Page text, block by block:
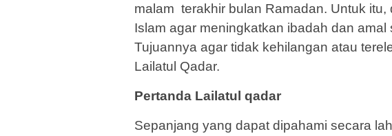
malam terakhir bulan Ramadan. Untuk
Islam agar meningkatkan ibadah dan amal
Tujuannya agar tidak kehilangan atau
Lailatul Qadar.
Pertanda Lailatul qadar
Sepanjang yang dapat dipahami secara